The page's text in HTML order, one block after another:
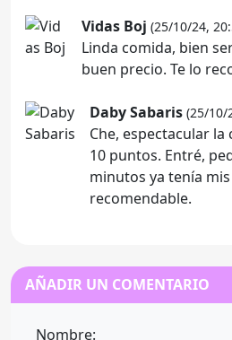
Vidas Boj (25/10/24,
Linda comida, bien
buen precio. Te lo
Daby Sabaris (25/10/
Che, espectacular
10 puntos. Entré,
minutos ya tenía
recomendable.
AÑADIR UN COMENTARIO
Nombre: